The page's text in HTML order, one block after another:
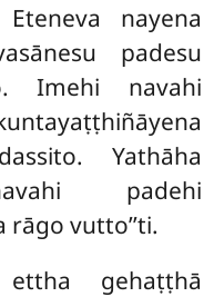
nayena
padesu
Imehi navahi
Yathāha
padehi
vutto’’ti.
gehaṭṭhā